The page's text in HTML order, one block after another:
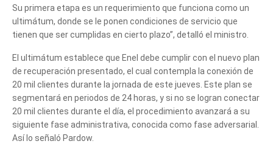
Su primera etapa es un requerimiento que funciona como un
ultimátum, donde se le ponen condiciones de servicio que
tienen que ser cumplidas en cierto plazo”, detalló el ministro.
El ultimátum establece que Enel debe cumplir con el nuevo plan
de recuperación presentado, el cual contempla la conexión de
20 mil clientes durante la jornada de este jueves. Este plan se
segmentará en periodos de 24 horas, y si no se logran conectar
20 mil clientes durante el día, el procedimiento avanzará a su
siguiente fase administrativa, conocida como fase adversarial.
Así lo señaló Pardow.